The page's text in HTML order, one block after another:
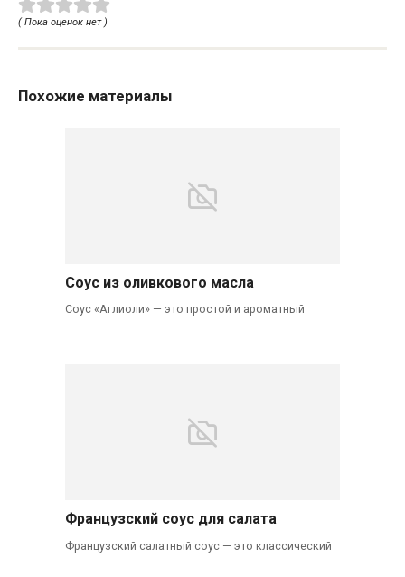
( Пока оценок нет )
Похожие материалы
Соус из оливкового масла
Соус «Аглиоли» — это простой и ароматный
Французский соус для салата
Французский салатный соус — это классический